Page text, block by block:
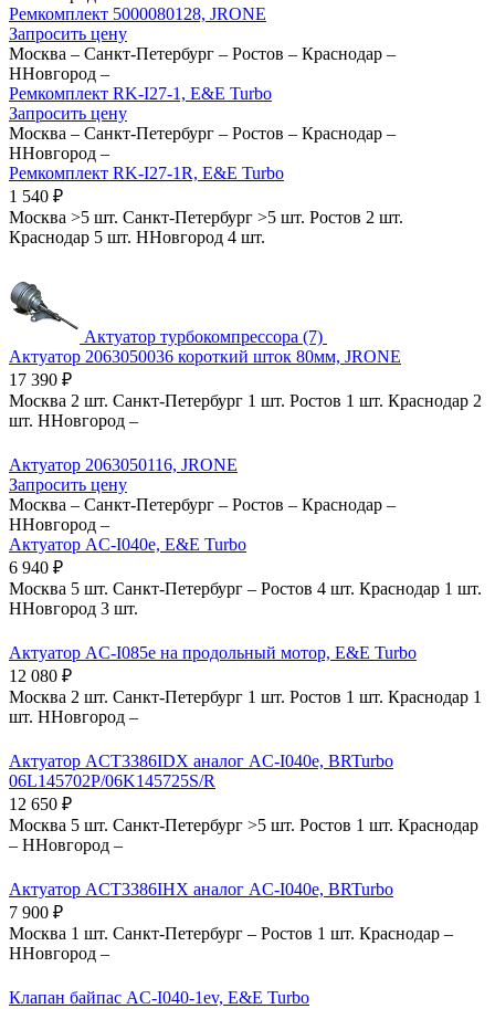
Ремкомплект 5000080128, JRONE
Запросить цену
Москва – Санкт-Петербург – Ростов – Краснодар –
ННовгород –
Ремкомплект RK-I27-1, E&E Turbo
Запросить цену
Москва – Санкт-Петербург – Ростов – Краснодар –
ННовгород –
Ремкомплект RK-I27-1R, E&E Turbo
1 540 ₽
Москва >5 шт. Санкт-Петербург >5 шт. Ростов 2 шт.
Краснодар 5 шт. ННовгород 4 шт.
Актуатор турбокомпрессора (7)
Актуатор 2063050036 короткий шток 80мм, JRONE
17 390 ₽
Москва 2 шт. Санкт-Петербург 1 шт. Ростов 1 шт. Краснодар 2
шт. ННовгород –
Актуатор 2063050116, JRONE
Запросить цену
Москва – Санкт-Петербург – Ростов – Краснодар –
ННовгород –
Актуатор AC-I040e, E&E Turbo
6 940 ₽
Москва 5 шт. Санкт-Петербург – Ростов 4 шт. Краснодар 1 шт.
ННовгород 3 шт.
Актуатор AC-I085e на продольный мотор, E&E Turbo
12 080 ₽
Москва 2 шт. Санкт-Петербург 1 шт. Ростов 1 шт. Краснодар 1
шт. ННовгород –
Актуатор ACT3386IDX аналог AC-I040e, BRTurbo
06L145702P/06K145725S/R
12 650 ₽
Москва 5 шт. Санкт-Петербург >5 шт. Ростов 1 шт. Краснодар
– ННовгород –
Актуатор ACT3386IHX аналог AC-I040e, BRTurbo
7 900 ₽
Москва 1 шт. Санкт-Петербург – Ростов 1 шт. Краснодар –
ННовгород –
Клапан байпас AC-I040-1ev, E&E Turbo